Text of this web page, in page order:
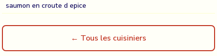
saumon en croute d epice
← Tous les cuisiniers